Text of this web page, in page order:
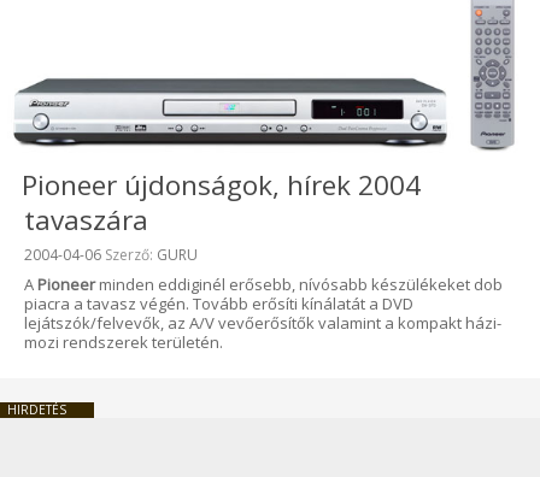
Pioneer újdonságok, hírek 2004
tavaszára
Beküldve:
2004-04-06 Szerző: GURU
A Pioneerminden eddiginél erősebb, nívósabb készülékeket dob
piacra a tavasz végén. Tovább erősíti kínálatát a DVD
lejátszók/felvevők, az A/V vevőerősítők valamint a kompakt házi-
mozi rendszerek területén.
HIRDETÉS